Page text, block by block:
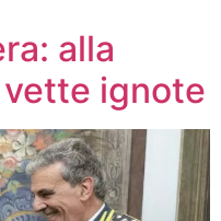
alla
ignote